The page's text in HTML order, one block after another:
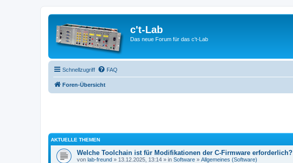
c't-Lab
Das neue Forum für das c't-Lab
Schnellzugriff FAQ
Foren-Übersicht
AKTUELLE THEMEN
Welche Toolchain ist für Modifikationen der C-Firmware erforderlich?
von lab-freund » 13.12.2025, 13:14 » in Software » Allgemeines (Software)